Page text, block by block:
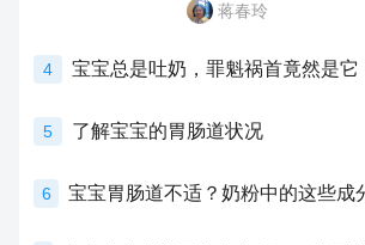
蒋春玲
4 宝宝总是吐奶，罪魁祸首竟然是它
5 了解宝宝的胃肠道状况
6